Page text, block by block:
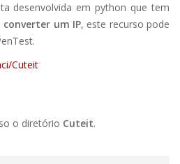
desenvolvida em python que tem
um IP, este recurso pode
Cuteit
o diretório Cuteit.